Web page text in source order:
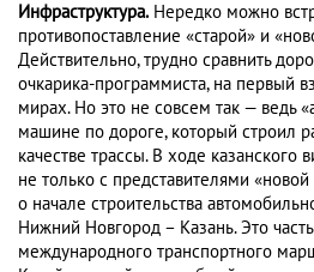
Инфраструктура. Нередко можно
противопоставление «старой» и
Действительно, трудно сравнить
очкарика-программиста, на первый
мирах. Но это не совсем так — ведь
машине по дороге, который строил
качестве трассы. В ходе
не только с представителями
о начале строительства
Нижний Новгород – Казань. Это
международного транспортного